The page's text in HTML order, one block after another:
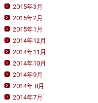
2015年3月
2015年2月
2015年1月
2014年12月
2014年11月
2014年10月
2014年9月
2014年 8月
2014年7月